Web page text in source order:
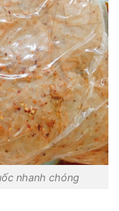
nhanh chóng